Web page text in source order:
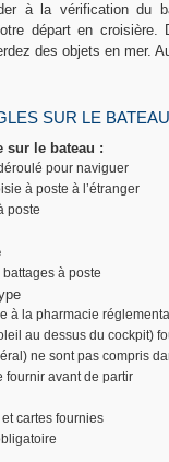
à la vérification du
départ en
des objets en mer.
SUR LE
sur le bateau :
pour naviguer
à poste à l’étranger
poste
à poste
à la pharmacie
au dessus du cockpit)
ne sont pas compris
fournir avant de partir
cartes fournies